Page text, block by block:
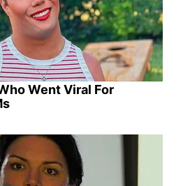
Went Viral For